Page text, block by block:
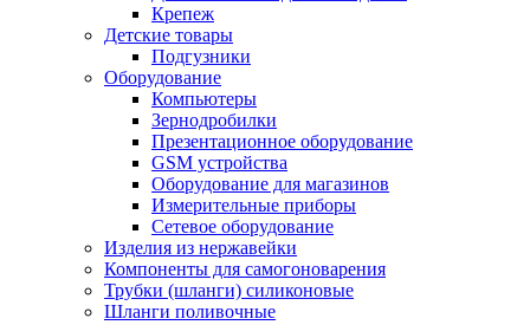
Крепеж
Детские товары
Подгузники
Оборудование
Компьютеры
Зернодробилки
Презентационное оборудование
GSM устройства
Оборудование для магазинов
Измерительные приборы
Сетевое оборудование
Изделия из нержавейки
Компоненты для самогоноварения
Трубки (шланги) силиконовые
Шланги поливочные